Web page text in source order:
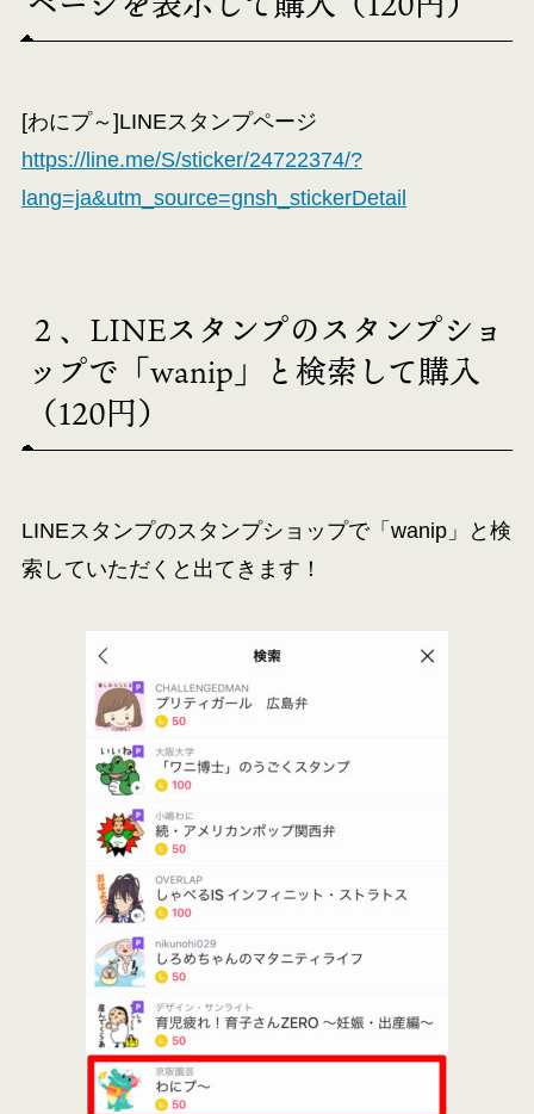
[わにプ～]LINEスタンプページ
https://line.me/S/sticker/24722374/?
lang=ja&utm_source=gnsh_stickerDetail
２、LINEスタンプのスタンプショ
ップで「wanip」と検索して購入
（120円）
LINEスタンプのスタンプショップで「wanip」と検
索していただくと出てきます！